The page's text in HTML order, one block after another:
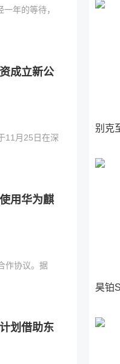
年的等待，
成立新公
11月25日在深
用华为麒
作协议。据
划借助东
别克
昊铂